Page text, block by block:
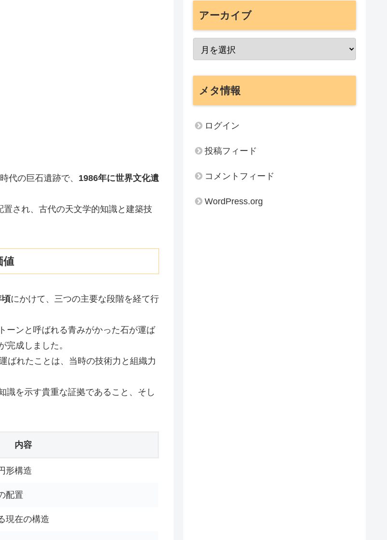
代の巨石遺跡で、 1986年に世界文化遺
され、古代の天文学的知識と建築技
値
頃にかけて、三つの主要な段階を経て行
ーンと呼ばれる青みがかった石が運ば
成しました。
ばれたことは、当時の技術力と組織力
識を示す貴重な証拠であること、そし
内容
形構造
配置
現在の構造
アーカイブ
メタ情報
ログイン
投稿フィード
コメントフィード
WordPress.org